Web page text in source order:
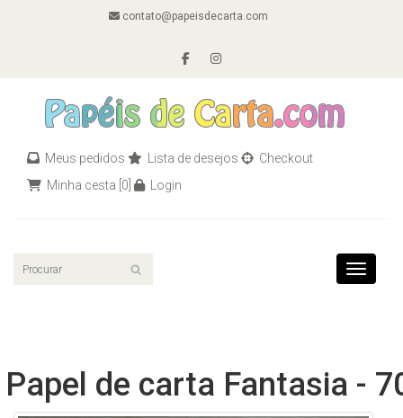
contato@papeisdecarta.com
Meus pedidos Lista de desejos
Checkout
Minha cesta [0] Login
Toggle
Papel de carta Fantasia -